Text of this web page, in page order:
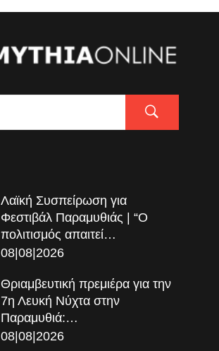
Λαϊκή Συσπείρωση για
Φεστιβάλ Παραμυθιάς | “Ο
πολιτισμός απαιτεί…
08|08|2026
Θριαμβευτική πρεμιέρα για την
7η Λευκή Νύχτα στην
Παραμυθιά:…
08|08|2026